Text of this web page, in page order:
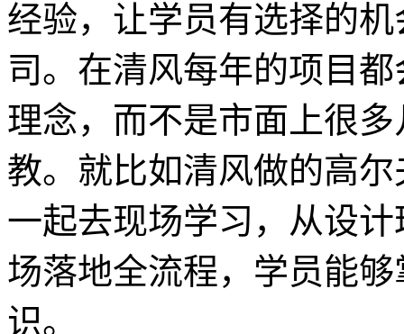
经验，让学员有选择的
司。在清风每年的项目
理念，而不是市面上很
教。就比如清风做的高
一起去现场学习，从设
场落地全流程，学员能
识。